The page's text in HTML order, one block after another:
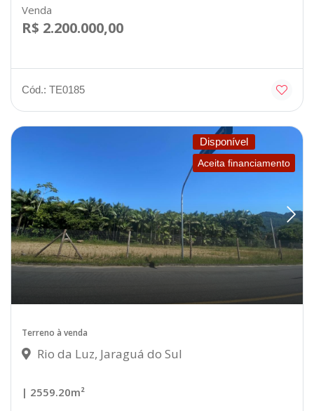
Venda
R$ 2.200.000,00
Cód.: TE0185
Disponível
Aceita financiamento
Terreno à venda
Rio da Luz, Jaraguá do Sul
| 2559.20m²